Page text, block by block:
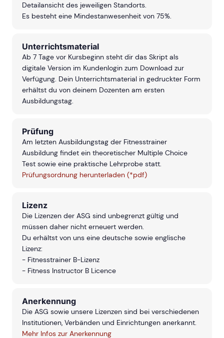
Detailansicht des jeweiligen Standorts.
Es besteht eine Mindestanwesenheit von 75%.
Unterrichtsmaterial
Ab 7 Tage vor Kursbeginn steht dir das Skript als
digitale Version im Kundenlogin zum Download zur
Verfügung. Dein Unterrichtsmaterial in gedruckter Form
erhältst du von deinem Dozenten am ersten
Ausbildungstag.
Prüfung
Am letzten Ausbildungstag der Fitnesstrainer
Ausbildung findet ein theoretischer Multiple Choice
Test sowie eine praktische Lehrprobe statt.
Prüfungsordnung herunterladen (*pdf)
Lizenz
Die Lizenzen der ASG sind unbegrenzt gültig und
müssen daher nicht erneuert werden.
Du erhältst von uns eine deutsche sowie englische
Lizenz:
- Fitnesstrainer B-Lizenz
- Fitness Instructor B Licence
Anerkennung
Die ASG sowie unsere Lizenzen sind bei verschiedenen
Institutionen, Verbänden und Einrichtungen anerkannt.
Mehr Infos zur Anerkennung